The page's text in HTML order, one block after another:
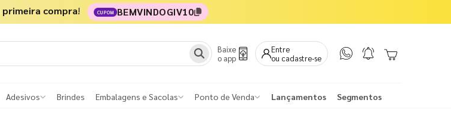
primeira compra! CUPOM BEMVINDOGIV10
Baixe
o app
Entre
ou cadastre-se
Adesivos Brindes Embalagens e Sacolas Ponto de Venda Lançamentos Segmentos